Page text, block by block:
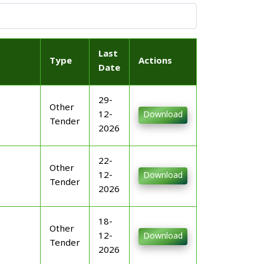
Type
Last
Date
Actions
Other
Tender
29-
12-
2026
Download
Other
Tender
22-
12-
2026
Download
Other
Tender
18-
12-
2026
Download